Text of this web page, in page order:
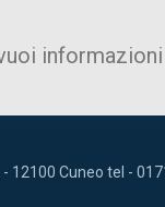
12100 Cuneo tel -